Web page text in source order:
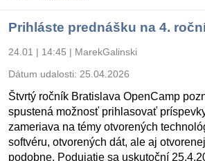
Prihláste prednášku na 4.
24.01 | 14:45 | MarekGalinski
Dátum udalosti: 25.04.2026
Štvrtý ročník Bratislava OpenCamp
spustená možnosť prihlasovať
zameriava na témy otvorených
softvéru, otvorených dát, ale aj
podobne. Podujatie sa uskutoční